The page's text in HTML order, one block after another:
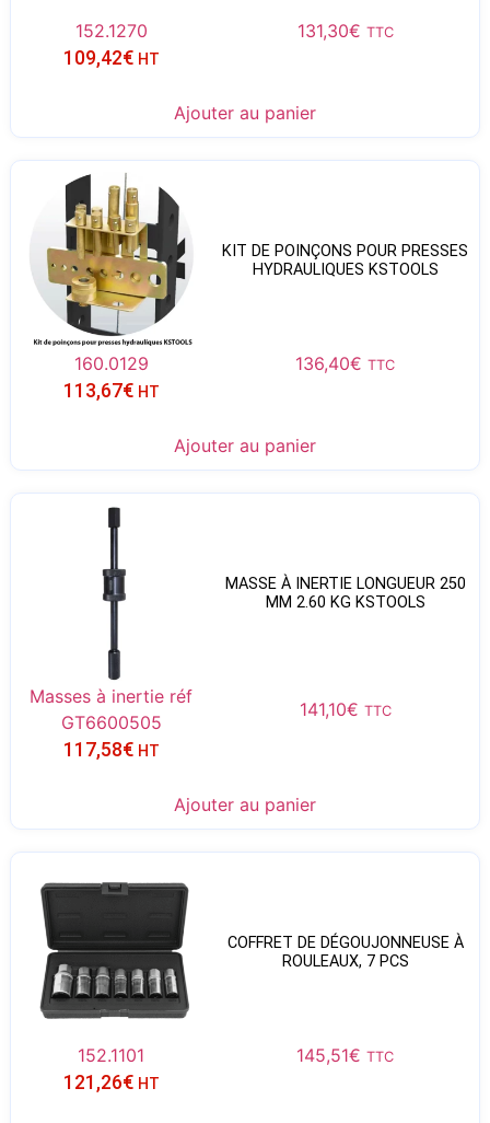
152.1270 131,30€ TTC
109,42€ HT
Ajouter au panier
KIT DE POINÇONS POUR PRESSES
HYDRAULIQUES KSTOOLS
160.0129 136,40€ TTC
113,67€ HT
Ajouter au panier
MASSE À INERTIE LONGUEUR 250
MM 2.60 KG KSTOOLS
Masses à inertie réf
GT6600505
141,10€ TTC
117,58€ HT
Ajouter au panier
COFFRET DE DÉGOUJONNEUSE À
ROULEAUX, 7 PCS
152.1101 145,51€ TTC
121,26€ HT